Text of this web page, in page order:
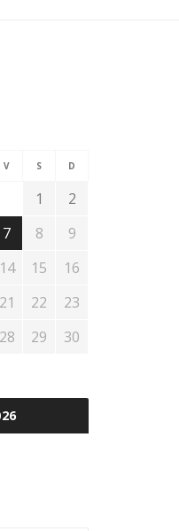
V S D
1
2
7 8
9
14 15
16
21 22
23
28 29
30